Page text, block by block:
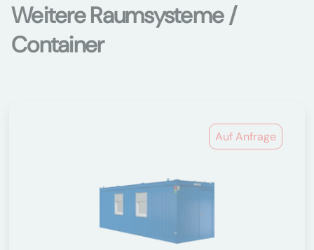
Weitere Raumsysteme /
Container
Auf Anfrage